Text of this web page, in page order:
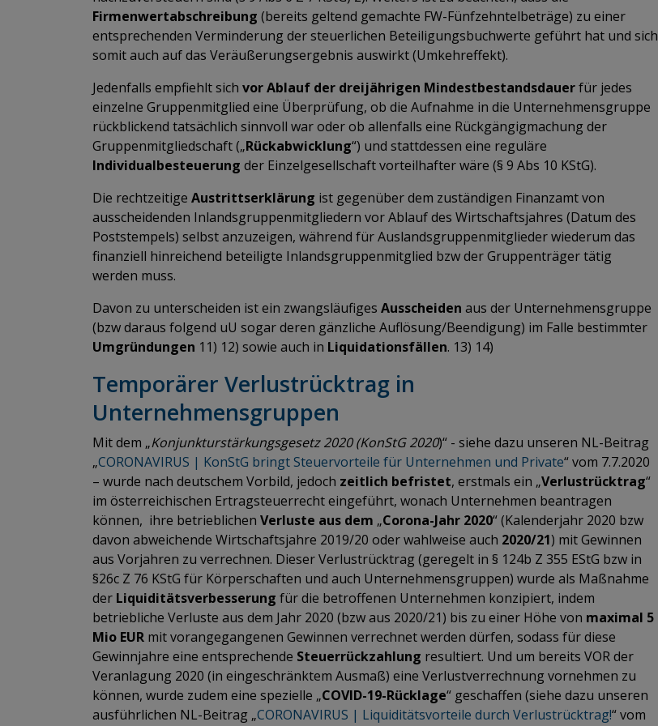
Firmenwertabschreibung (bereits geltend gemachte FW-Fünfzehntelbeträge) zu einer
entsprechenden Verminderung der steuerlichen Beteiligungsbuchwerte geführt hat und sich
somit auch auf das Veräußerungsergebnis auswirkt (Umkehreffekt).
Jedenfalls empfiehlt sich vor Ablauf der dreijährigen Mindestbestandsdauerfür jedes
einzelne Gruppenmitglied eine Überprüfung, ob die Aufnahme in die Unternehmensgruppe
rückblickend tatsächlich sinnvoll war oder ob allenfalls eine Rückgängigmachung der
Gruppenmitgliedschaft („Rückabwicklung“) und stattdessen eine reguläre
Individualbesteuerung der Einzelgesellschaft vorteilhafter wäre (§ 9 Abs 10 KStG).
Die rechtzeitige Austrittserklärung ist gegenüber dem zuständigen Finanzamt von
ausscheidenden Inlandsgruppenmitgliedern vor Ablauf des Wirtschaftsjahres (Datum des
Poststempels) selbst anzuzeigen, während für Auslandsgruppenmitglieder wiederum das
finanziell hinreichend beteiligte Inlandsgruppenmitglied bzw der Gruppenträger tätig
werden muss.
Davon zu unterscheiden ist ein zwangsläufiges Ausscheiden aus der Unternehmensgruppe
(bzw daraus folgend uU sogar deren gänzliche Auflösung/Beendigung) im Falle bestimmter
Umgründungen 11) 12) sowie auch in Liquidationsfällen. 13) 14)
Temporärer Verlustrücktrag in
Unternehmensgruppen
Mit dem „Konjunkturstärkungsgesetz 2020 (KonStG 2020)“ - siehe dazu unseren NL-Beitrag
„CORONAVIRUS | KonStG bringt Steuervorteile für Unternehmen und Private“ vom 7.7.2020
– wurde nach deutschem Vorbild, jedoch zeitlich befristet, erstmals ein „Verlustrücktrag“
im österreichischen Ertragsteuerrecht eingeführt, wonach Unternehmen beantragen
können, ihre betrieblichen Verluste aus dem „Corona-Jahr 2020“ (Kalenderjahr 2020 bzw
davon abweichende Wirtschaftsjahre 2019/20 oder wahlweise auch 2020/21) mit Gewinnen
aus Vorjahren zu verrechnen. Dieser Verlustrücktrag (geregelt in § 124b Z 355 EStG bzw in
§26c Z 76 KStG für Körperschaften und auch Unternehmensgruppen) wurde als Maßnahme
der Liquiditätsverbesserung für die betroffenen Unternehmen konzipiert, indem
betriebliche Verluste aus dem Jahr 2020 (bzw aus 2020/21) bis zu einer Höhe von maximal 5
Mio EUR mit vorangegangenen Gewinnen verrechnet werden dürfen, sodass für diese
Gewinnjahre eine entsprechende Steuerrückzahlung resultiert. Und um bereits VOR der
Veranlagung 2020 (in eingeschränktem Ausmaß) eine Verlustverrechnung vornehmen zu
können, wurde zudem eine spezielle „COVID-19-Rücklage“ geschaffen (siehe dazu unseren
ausführlichen NL-Beitrag „CORONAVIRUS | Liquiditätsvorteile durch Verlustrücktrag!“ vom